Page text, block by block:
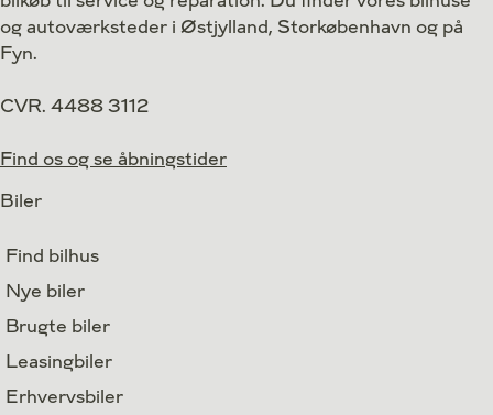
og autoværksteder i Østjylland, Storkøbenhavn og på
Fyn.
CVR. 4488 3112
Find os og se åbningstider
Biler
Find bilhus
Nye biler
Brugte biler
Leasingbiler
Erhvervsbiler